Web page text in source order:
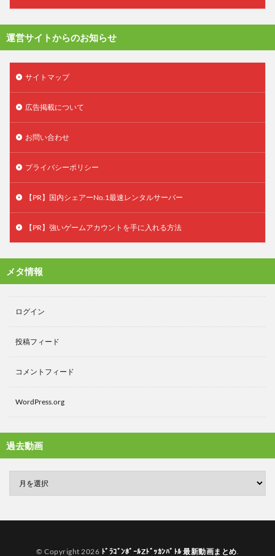
運営サイトからのお知らせ
サイトマップ
広告掲載について
お問い合わせ
プライバシーポリシー
【PR】国内シェアーNo.1最速レンタルサーバー
【PR】強いゲームアカウントを手に入れる方法
メタ情報
ログイン
投稿フィード
コメントフィード
WordPress.org
過去動画
© Copyright 2026 ﾄﾞﾗｺﾞﾝﾎﾞｰﾙZﾄﾞｯｶﾝﾊﾞﾄﾙ 最新動画まとめ